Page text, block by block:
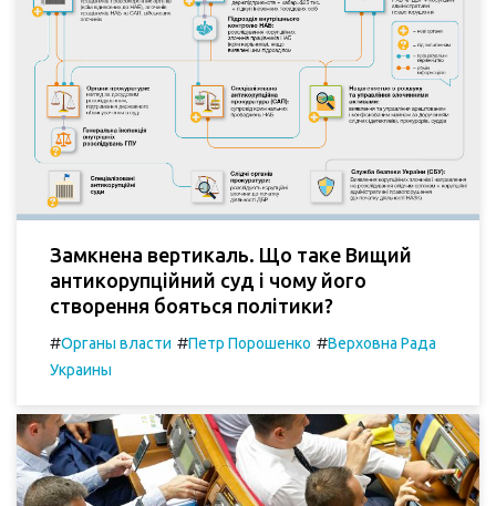
Замкнена вертикаль. Що таке Вищий
антикорупційний суд і чому його
створення бояться політики?
#Органы власти #Петр Порошенко #Верховна Рада
Украины